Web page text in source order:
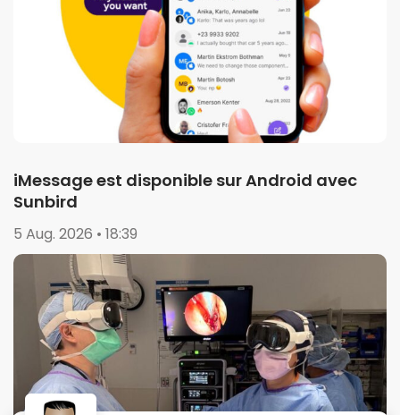
iMessage est disponible sur Android avec
Sunbird
5 Aug. 2026 • 18:39